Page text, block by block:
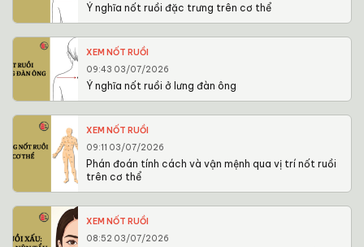
Ý nghĩa nốt ruồi đặc trưng trên cơ thể
XEM NỐT RUỒI
09:43 03/07/2026
Ý nghĩa nốt ruồi ở lưng đàn ông
XEM NỐT RUỒI
09:11 03/07/2026
Phán đoán tính cách và vận mệnh qua vị trí nốt ruồi
trên cơ thể
XEM NỐT RUỒI
08:52 03/07/2026